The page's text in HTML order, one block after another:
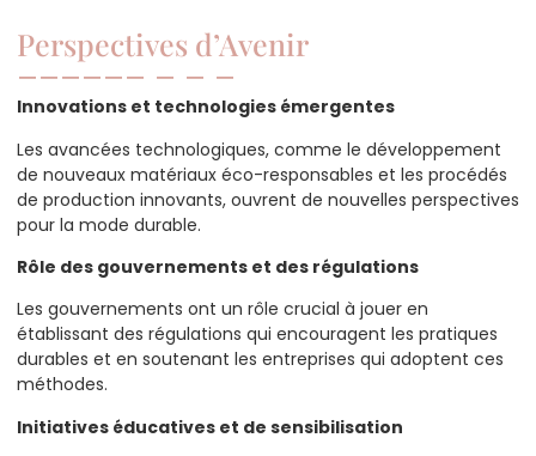
Perspectives d’Avenir
Innovations et technologies émergentes
Les avancées technologiques, comme le développement
de nouveaux matériaux éco-responsables et les procédés
de production innovants, ouvrent de nouvelles perspectives
pour la mode durable.
Rôle des gouvernements et des régulations
Les gouvernements ont un rôle crucial à jouer en
établissant des régulations qui encouragent les pratiques
durables et en soutenant les entreprises qui adoptent ces
méthodes.
Initiatives éducatives et de sensibilisation